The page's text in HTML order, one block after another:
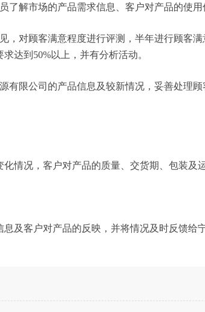
解市场的产品需求信息、客户对产品的使用
，对顾客满意程度进行评测，半年进行顾客
达到50%以上，并有分析活动。
有限公司的产品信息及较新情况，妥善处理
情况，客户对产品的质量、交货期、包装及
及客户对产品的反映，并将情况及时反馈给